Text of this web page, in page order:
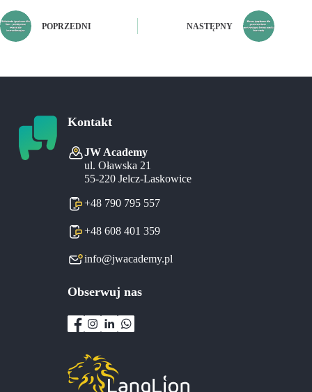
POPRZEDNI NASTĘPNY
Kontakt
JW Academy
ul. Oławska 21
55-220 Jelcz-Laskowice
+48 790 795 557
+48 608 401 359
info@jwacademy.pl
Obserwuj nas